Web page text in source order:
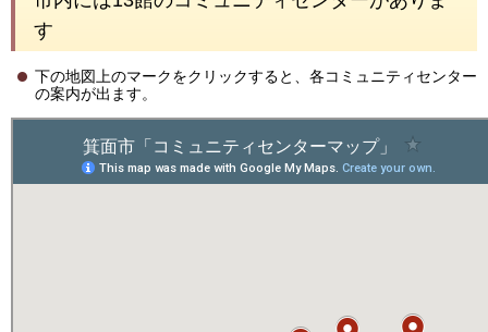
す
下の地図上のマークをクリックすると、各コミュニティセンター
の案内が出ます。